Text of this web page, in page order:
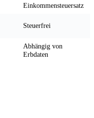
Einkommensteuersatz
Steuerfrei
Abhängig von
Erbdaten